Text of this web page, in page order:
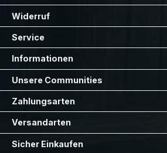
Widerruf
Service
Informationen
Unsere Communities
Zahlungsarten
Versandarten
Sicher Einkaufen